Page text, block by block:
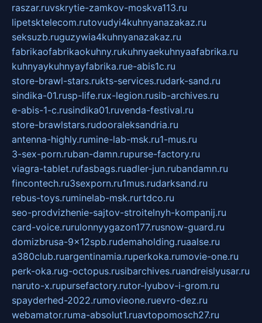
raszar.ruvskrytie-zamkov-moskva113.ru
lipetsktelecom.rutovudyi4kuhnyanazakaz.ru
seksuzb.ruguzywia4kuhnyanazakaz.ru
fabrikaofabrikaokuhny.rukuhnyaekuhnyaafabrika.ru
kuhnyaykuhnyayfabrika.rue-abis1c.ru
store-brawl-stars.rukts-services.rudark-sand.ru
sindika-01.rusp-life.rux-legion.rusib-archives.ru
e-abis-1-c.rusindika01.ruvenda-festival.ru
store-brawlstars.rudooraleksandria.ru
antenna-highly.rumine-lab-msk.ru1-mus.ru
3-sex-porn.ruban-damn.rupurse-factory.ru
viagra-tablet.rufasbags.ruadler-jun.rubandamn.ru
fincontech.ru3sexporn.ru1mus.rudarksand.ru
rebus-toys.ruminelab-msk.rurtdco.ru
seo-prodvizhenie-sajtov-stroitelnyh-kompanij.ru
card-voice.rurulonnyygazon177.rusnow-guard.ru
domizbrusa-9x12spb.rudemaholding.ruaalse.ru
a380club.ruargentinamia.ruperkoka.rumovie-one.ru
perk-oka.rug-octopus.rusibarchives.ruandreislyusar.ru
naruto-x.rupursefactory.rutor-lyubov-i-grom.ru
spayderhed-2022.rumovieone.ruevro-dez.ru
webamator.ruma-absolut1.ruavtopomosch27.ru